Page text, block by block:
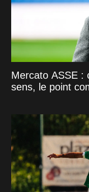
Mercato ASSE :
sens, le point